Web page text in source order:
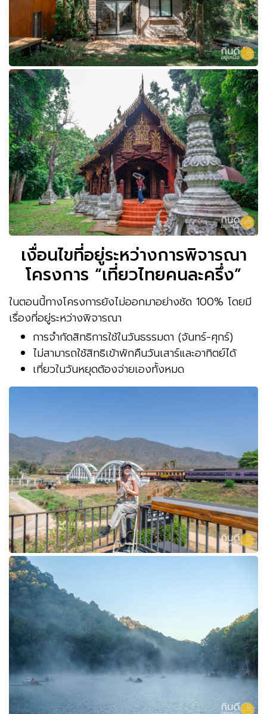
เงื่อนไขที่อยู่ระหว่างการพิจารณา
โครงการ “เที่ยวไทยคนละครึ่ง”
ในตอนนี้ทางโครงการยังไม่ออกมาอย่างชัด 100% โดยมี
เรื่องที่อยู่ระหว่างพิจารณา
การจำกัดสิทธิการใช้ในวันธรรมดา (จันทร์-ศุกร์)
ไม่สามารถใช้สิทธิเข้าพักคืนวันเสาร์และอาทิตย์ได้
เที่ยวในวันหยุดต้องจ่ายเองทั้งหมด